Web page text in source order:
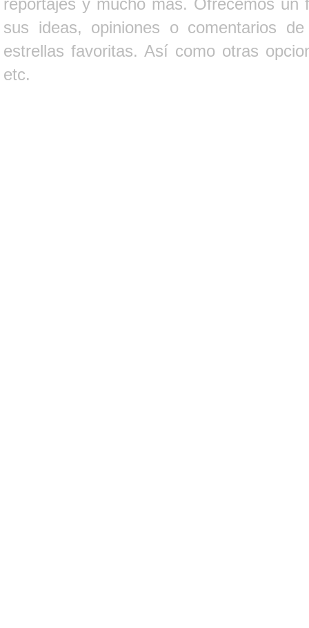
sus ideas, opiniones o comentarios
estrellas favoritas. Así como otras
etc.